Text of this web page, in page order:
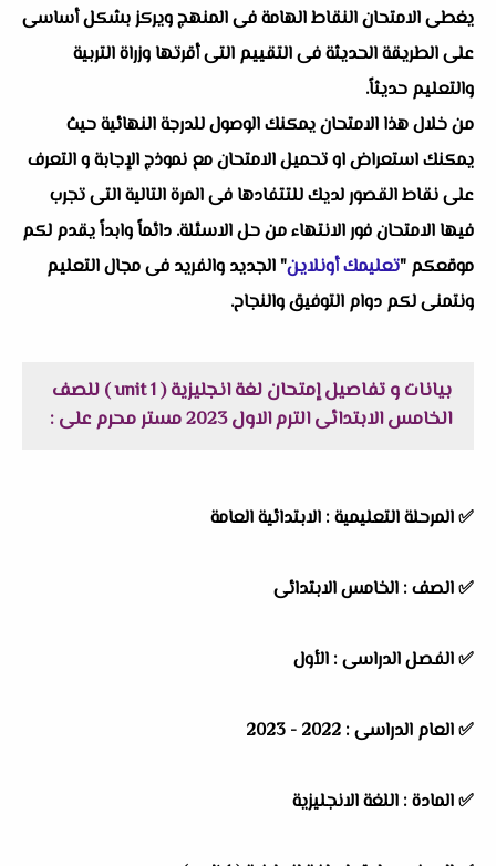
يغطى الامتحان النقاط الهامة فى المنهج ويركز بشكل أساسى
على الطريقة الحديثة فى التقييم التى أقرتها وزراة التربية
والتعليم حديثاً.
من خلال هذا الامتحان يمكنك الوصول للدرجة النهائية حيث
يمكنك استعراض او تحميل الامتحان مع نموذج الإجابة و التعرف
على نقاط القصور لديك للتتفادها فى المرة التالية التى تجرب
فيها الامتحان فور الانتهاء من حل الاسئلة. دائماً وابداً يقدم لكم
موقعكم "تعليمك أونلاين" الجديد والفريد فى مجال التعليم
ونتمنى لكم دوام التوفيق والنجاح.
بيانات و تفاصيل إمتحان لغة انجليزية ( unit 1 ) للصف
الخامس الابتدائى الترم الاول 2023 مستر محرم على :
✅ المرحلة التعليمية : الابتدائية العامة
✅ الصف : الخامس الابتدائى
✅ الفصل الدراسى : الأول
✅ العام الدراسى : 2022 - 2023
✅ المادة : اللغة الانجليزية